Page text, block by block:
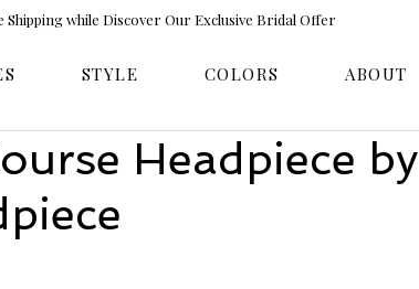
while Discover Our Exclusive Bridal Offer
STYLE COLORS ABOUT
Headpiece by